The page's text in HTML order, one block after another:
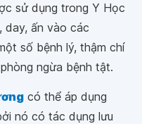
sử dụng trong Y Học
day, ấn vào các
số bệnh lý, thậm chí
ngừa bệnh tật.
có thể áp dụng
nó có tác dụng lưu